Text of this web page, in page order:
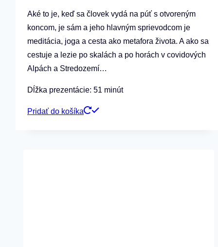
Aké to je, keď sa človek vydá na púť s otvoreným
koncom, je sám a jeho hlavným sprievodcom je
meditácia, joga a cesta ako metafora života. A ako sa
cestuje a lezie po skalách a po horách v covidových
Alpách a Stredozemí…
Dĺžka prezentácie: 51 minút
Pridať do košíka